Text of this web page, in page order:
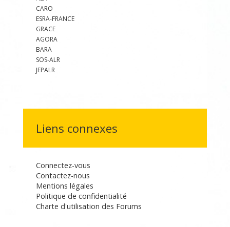
CARO
ESRA-FRANCE
GRACE
AGORA
BARA
SOS-ALR
JEPALR
Liens connexes
Connectez-vous
Contactez-nous
Mentions légales
Politique de confidentialité
Charte d'utilisation des Forums